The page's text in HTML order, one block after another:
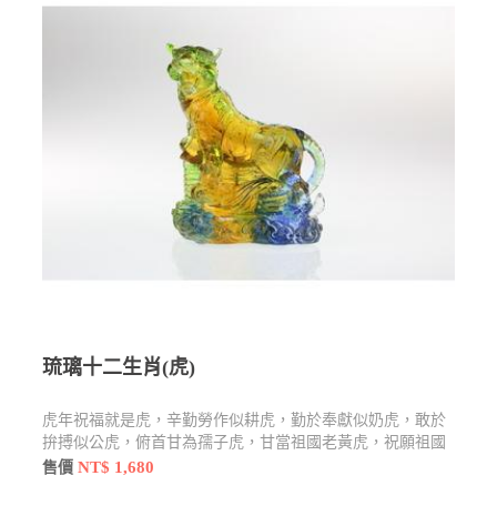
琉璃十二生肖(虎)
虎年祝福就是虎，辛勤勞作似耕虎，勤於奉獻似奶虎，敢於
拚搏似公虎，俯首甘為孺子虎，甘當祖國老黃虎，祝願祖國
虎更虎
售價NT$ 1,680